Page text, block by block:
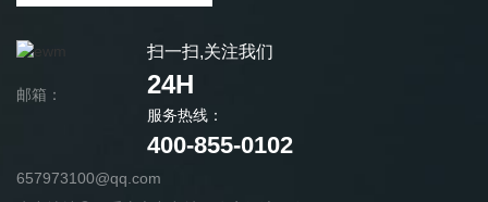
扫一扫,关注我们
24H
服务热线：
400-855-0102
邮箱：
657973100@qq.com